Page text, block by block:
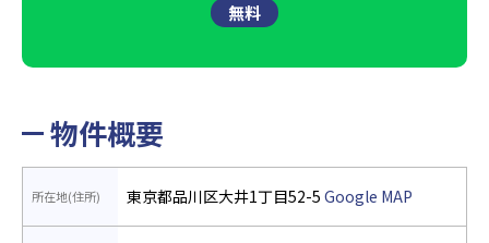
無料
物件概要
所在地(住所) 東京都品川区大井1丁目52-5 Google MAP